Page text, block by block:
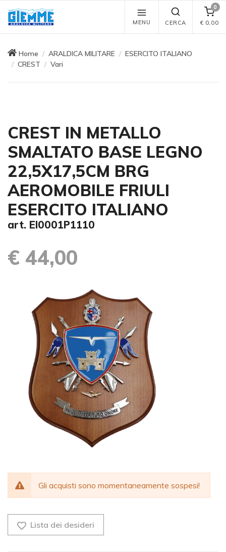
MENU CERCA
0
€ 0,00
Home ARALDICA MILITARE
ESERCITO ITALIANO
CREST
Vari
CREST IN METALLO
SMALTATO BASE LEGNO
22,5X17,5CM BRG
AEROMOBILE FRIULI
ESERCITO ITALIANO
art. EI0001P1110
€ 44,00
Gli acquisti sono momentaneamente sospesi!
Lista dei desideri